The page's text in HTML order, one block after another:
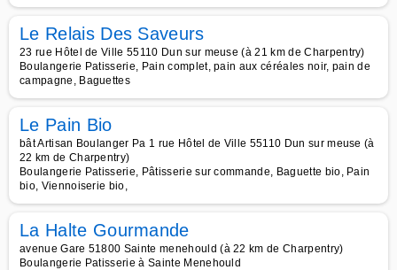
Le Relais Des Saveurs
23 rue Hôtel de Ville 55110 Dun sur meuse (à 21 km de Charpentry)
Boulangerie Patisserie, Pain complet, pain aux céréales noir, pain de
campagne, Baguettes
Le Pain Bio
bât Artisan Boulanger Pa 1 rue Hôtel de Ville 55110 Dun sur meuse (à
22 km de Charpentry)
Boulangerie Patisserie, Pâtisserie sur commande, Baguette bio, Pain
bio, Viennoiserie bio,
La Halte Gourmande
avenue Gare 51800 Sainte menehould (à 22 km de Charpentry)
Boulangerie Patisserie à Sainte Menehould